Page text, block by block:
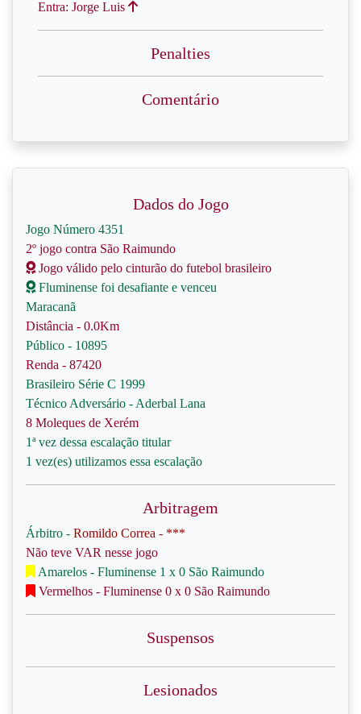
Entra: Jorge Luis
Penalties
Comentário
Dados do Jogo
Jogo Número 4351
2º jogo contra São Raimundo
Jogo válido pelo cinturão do futebol brasileiro
Fluminense foi desafiante e venceu
Maracanã
Distância - 0.0Km
Público - 10895
Renda - 87420
Brasileiro Série C 1999
Técnico Adversário - Aderbal Lana
8 Moleques de Xerém
1ª vez dessa escalação titular
1 vez(es) utilizamos essa escalação
Arbitragem
Árbitro - Romildo Correa - ***
Não teve VAR nesse jogo
Amarelos - Fluminense 1 x 0 São Raimundo
Vermelhos - Fluminense 0 x 0 São Raimundo
Suspensos
Lesionados